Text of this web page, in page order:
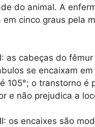
do animal. A
em cinco graus pela
as cabeças do fêmur
se encaixam
105°; o transtorno é
e não prejudica a
os encaixes são